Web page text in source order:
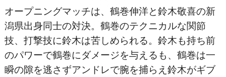
オープニングマッチは、鶴巻伸洋と鈴木敬喜の新
潟県出身同士の対決。鶴巻のテクニカルな関節
技、打撃技に鈴木は苦しめられる。鈴木も持ち前
のパワーで鶴巻にダメージを与えるも、鶴巻は一
瞬の隙を逃さずアンドレで腕を捕らえ鈴木がギブ